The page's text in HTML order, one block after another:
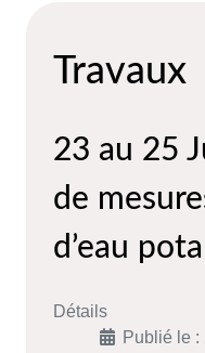
Travaux
23 au 25
de
d’eau
Détails
Publié le :